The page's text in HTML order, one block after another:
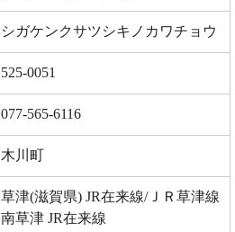
シガケンクサツシキノカワチョウ
525-0051
077-565-6116
木川町
草津(滋賀県) JR在来線/ＪＲ草津線
南草津 JR在来線